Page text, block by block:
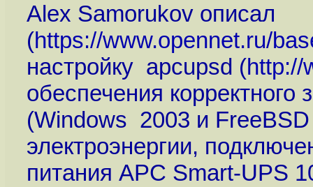
Alex Samorukov описал
(https://www.opennet.ru/
настройку apcupsd (http://
обеспечения
(Windows 2003 и
электроэнергии,
питания APC Smart-UPS